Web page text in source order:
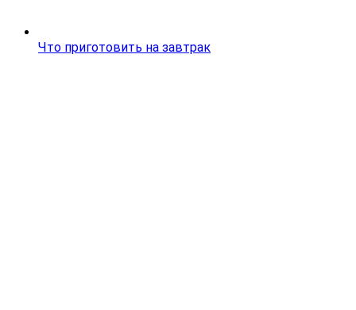
Что приготовить на завтрак